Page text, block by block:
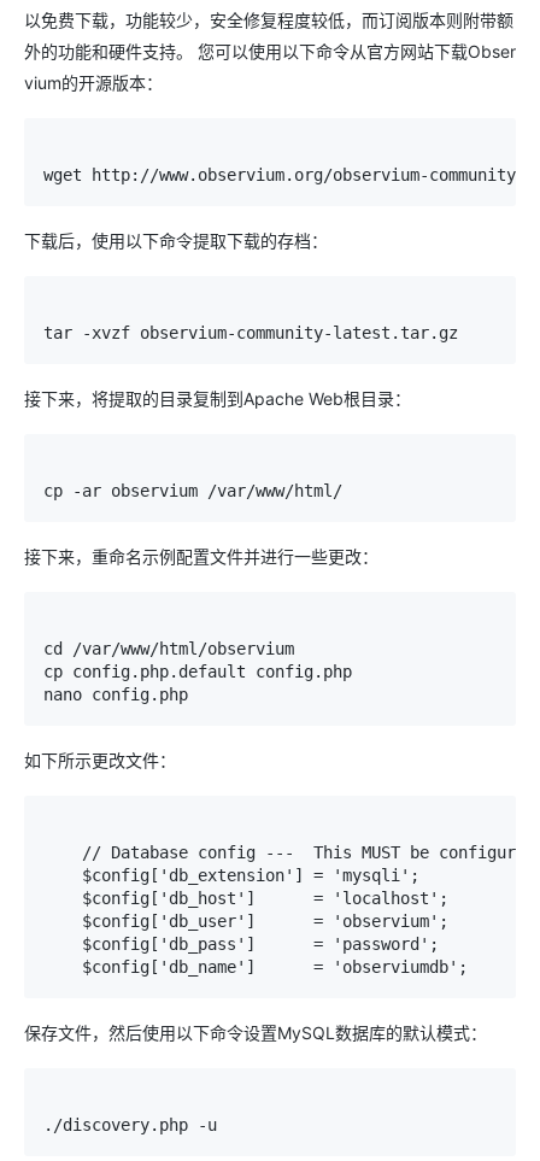
以免费下载，功能较少，安全修复程度较低，而订阅版本则附带额
外的功能和硬件支持。 您可以使用以下命令从官方网站下载Obser
vium的开源版本：
wget http: //www.observium.org/observium-
下载后，使用以下命令提取下载的存档：
tar -xvzf observium-community-latest .tar. gz
接下来，将提取的目录复制到Apache Web根目录：
cp -ar observium /var/www/html /
接下来，重命名示例配置文件并进行一些更改：
cd /var/www/html /observium
cp config. php. default config. php
nano config. php
如下所示更改文件：
// Database config ---  This MUST be configured
    $config
[ 'db_extension' ] = 'mysqli' ;
    $config
[ 'db_host' ] = 'localhost' ;
    $config
[ 'db_user' ] = 'observium' ;
    $config
[ 'db_pass' ] = 'password' ;
    $config
[ 'db_name' ] = 'observiumdb' ;
保存文件，然后使用以下命令设置MySQL数据库的默认模式：
./discovery. php -u